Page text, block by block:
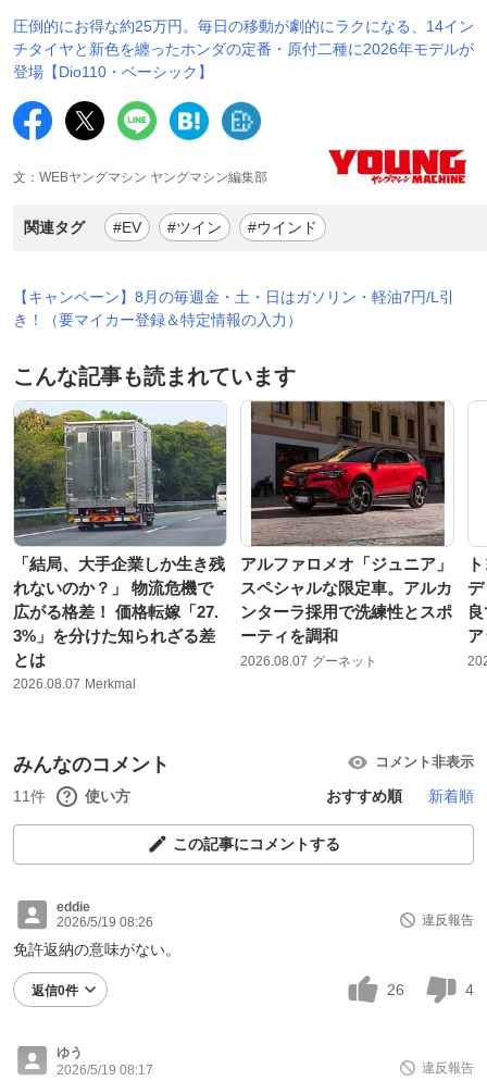
圧倒的にお得な約25万円。毎日の移動が劇的にラクになる、14イン
チタイヤと新色を纏ったホンダの定番・原付二種に2026年モデルが
登場【Dio110・ベーシック】
文：WEBヤングマシン ヤングマシン編集部
関連タグ #EV #ツイン #ウインド
【キャンペーン】8月の毎週金・土・日はガソリン・軽油7円/L引
き！（要マイカー登録＆特定情報の入力）
こんな記事も読まれています
「結局、大手企業しか生き残
れないのか？」 物流危機で
広がる格差！ 価格転嫁「27.
3%」を分けた知られざる差
とは
2026.08.07 Merkmal
アルファロメオ「ジュニア」
スペシャルな限定車。アルカ
ンターラ採用で洗練性とスポ
ーティを調和
2026.08.07 グーネット
デ
みんなのコメント コメント非表示
11件 使い方 おすすめ順 新着順
この記事にコメントする
eddie
2026/5/19 08:26
違反報告
免許返納の意味がない。
返信0件 26 4
ゆう
2026/5/19 08:17
違反報告